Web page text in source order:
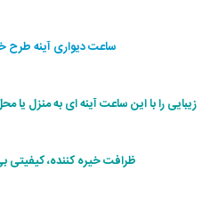
ساعت دیواری آینه طرح
زیبایی را با این ساعت آینه ای به منزل یا
ظرافت خیره کننده، کیفیتی